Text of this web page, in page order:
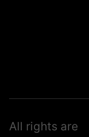
All rights are